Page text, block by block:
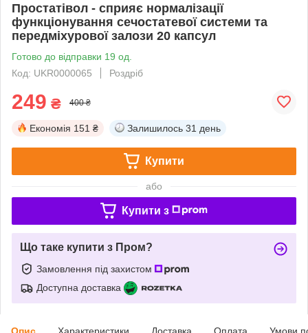
Простатівол - сприяє нормалізації
функціонування сечостатевої системи та
передміхурової залози 20 капсул
Готово до відправки 19 од.
Код: UKR0000065
Роздріб
249 ₴ 400 ₴
Економія 151 ₴ Залишилось 31 день
Купити
або
Купити з
Що таке купити з Пром?
Замовлення під захистом
Доступна доставка
Опис Характеристики Доставка Оплата Умови